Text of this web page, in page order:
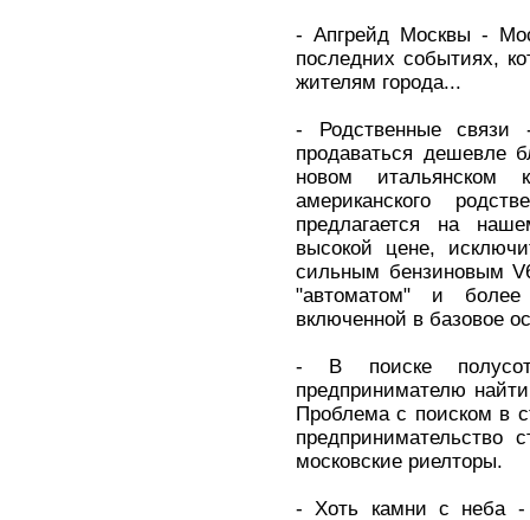
- Апгрейд Москвы -
последних событиях,
жителям города...
- Родственные связи
продаваться дешевле
новом итальянском
американского
предлагается на
высокой цене,
сильным бензиновым
"автоматом" и более
включенной в базовое
- В поиске
предпринимателю
Проблема с поиском в
предпринимательство
московские риелторы.
- Хоть камни с неба